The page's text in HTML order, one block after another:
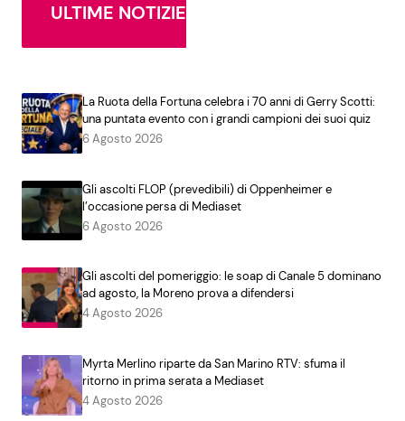
ULTIME NOTIZIE
La Ruota della Fortuna celebra i 70 anni di Gerry Scotti:
una puntata evento con i grandi campioni dei suoi quiz
6 Agosto 2026
Gli ascolti FLOP (prevedibili) di Oppenheimer e
l’occasione persa di Mediaset
6 Agosto 2026
Gli ascolti del pomeriggio: le soap di Canale 5 dominano
ad agosto, la Moreno prova a difendersi
4 Agosto 2026
Myrta Merlino riparte da San Marino RTV: sfuma il
ritorno in prima serata a Mediaset
4 Agosto 2026